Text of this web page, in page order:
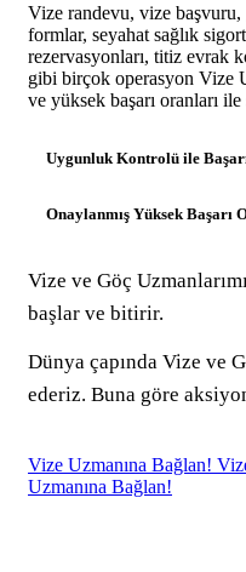
Vize randevu, vize
formlar, seyahat sağlık
rezervasyonları, titiz evrak
gibi birçok operasyon Vize
ve yüksek başarı oranları ile
Uygunluk Kontrolü ile
Onaylanmış Yüksek Başarı
Vize ve Göç
başlar ve bitirir.
Dünya çapında Vize ve
ederiz. Buna göre
Vize Uzmanına Bağlan!
Uzmanına Bağlan!